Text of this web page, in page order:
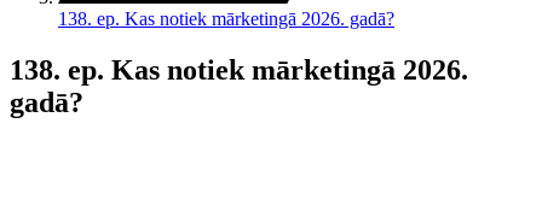
138. ep. Kas notiek mārketingā 2026. gadā?
138. ep. Kas notiek mārketingā 2026.
gadā?